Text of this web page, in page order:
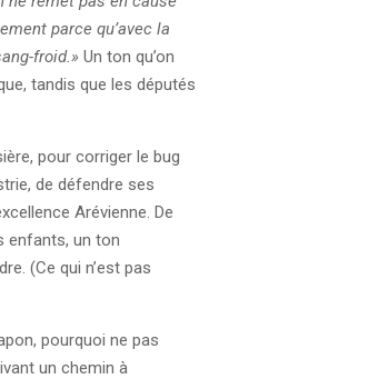
parce qu’avec la
froid.» Un ton qu’on
tandis que les députés
pour corriger le bug
de défendre ses
Arévienne. De
enfants, un ton
(Ce qui n’est pas
pourquoi ne pas
un chemin à